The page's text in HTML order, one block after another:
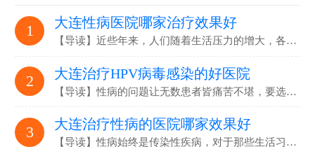
1 大连性病医院哪家治疗效果好
【导读】近些年来，人们随着生活压力的增大，各…
2 大连治疗HPV病毒感染的好医院
【导读】性病的问题让无数患者皆痛苦不堪，要选…
3 大连治疗性病的医院哪家效果好
【导读】性病始终是传染性疾病，对于那些生活习…